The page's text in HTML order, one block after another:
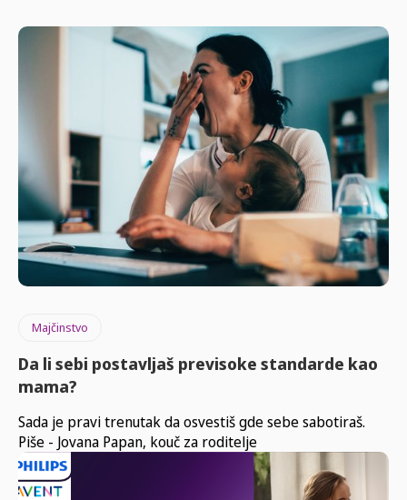
Majčinstvo
Da li sebi postavljaš previsoke standarde kao
mama?
Sada je pravi trenutak da osvestiš gde sebe sabotiraš.
Piše - Jovana Papan, kouč za roditelje